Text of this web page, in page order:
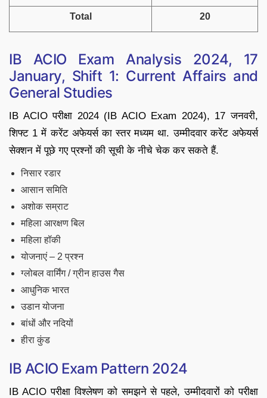
Total 20
IB ACIO Exam Analysis 2024, 17
January, Shift 1: Current Affairs and
General Studies
IB ACIO परीक्षा 2024 (IB ACIO Exam 2024), 17 जनवरी,
शिफ्ट 1 में करेंट अफेयर्स का स्तर मध्यम था. उम्मीदवार करेंट अफेयर्स
सेक्शन में पूछे गए प्रश्नों की सूची के नीचे चेक कर सकते हैं.
निसार रडार
आसान समिति
अशोक सम्राट
महिला आरक्षण बिल
महिला हॉकी
योजनाएं – 2 प्रश्न
ग्लोबल वार्मिंग / ग्रीन हाउस गैस
आधुनिक भारत
उडान योजना
बांधों और नदियों
हीरा कुंड
IB ACIO Exam Pattern 2024
IB ACIO परीक्षा विश्लेषण को समझने से पहले, उम्मीदवारों को परीक्षा